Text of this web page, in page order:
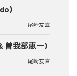
尾崎友直
曽我部恵一)
尾崎友直